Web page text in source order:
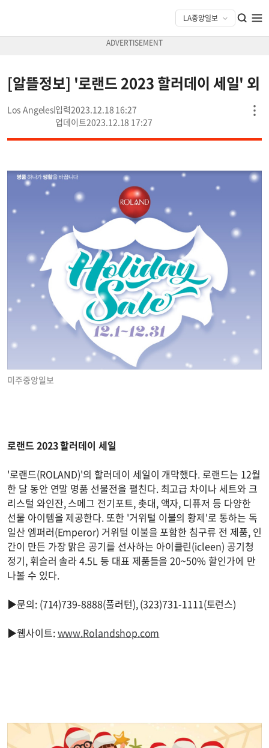
[알뜰정보] '로랜드 2023 할러데이 세일' 외
Los Angeles
2023.12.18 16:27
2023.12.18 17:27
미주중앙일보
로랜드 2023 할러데이 세일
'로랜드(ROLAND)'의 할러데이 세일이 개막했다. 로랜드는 12월
한 달 동안 연말 명품 선물전을 펼친다. 최고급 차이나 세트와 크
리스털 와인잔, 스메그 전기포트, 촛대, 액자, 디퓨저 등 다양한
선물 아이템을 제공한다. 또한 '거위털 이불의 황제'로 통하는 독
일산 엠퍼러(Emperor) 거위털 이불을 포함한 침구류 전 제품, 인
간이 만든 가장 맑은 공기를 선사하는 아이클린(icleen) 공기청
정기, 휘슬러 솔라 4.5L 등 대표 제품들을 20~50% 할인가에 만
나볼 수 있다.
▶문의: (714)739-8888(풀러턴), (323)731-1111(토런스)
▶웹사이트:www.Rolandshop.com